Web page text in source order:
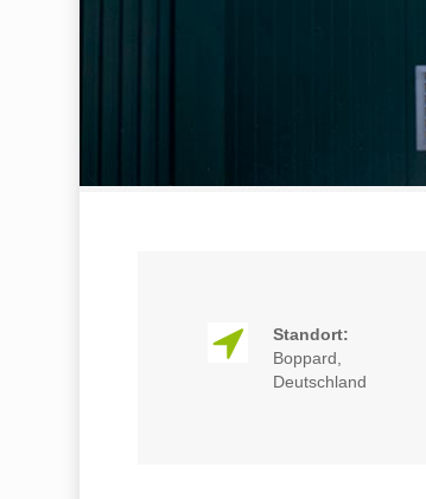
Standort:
Boppard,
Deutschland